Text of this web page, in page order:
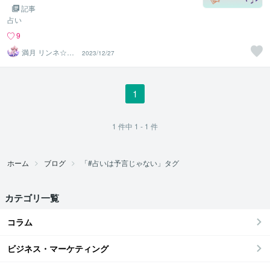
記事
占い
9
満月 リンネ☆希
望を一緒に探す
占い師
2023/12/27
1
1 件中 1 - 1 件
ホーム ブログ 「#占いは予言じゃない」タグ
カテゴリ一覧
コラム
ビジネス・マーケティング